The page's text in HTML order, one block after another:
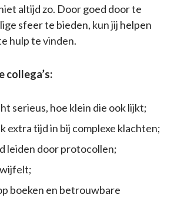
altijd zo. Door goed door te
sfeer te bieden, kun jij helpen
hulp te vinden.
collega’s:
serieus, hoe klein die ook lijkt;
extra tijd in bij complexe klachten;
leiden door protocollen;
boeken en betrouwbare